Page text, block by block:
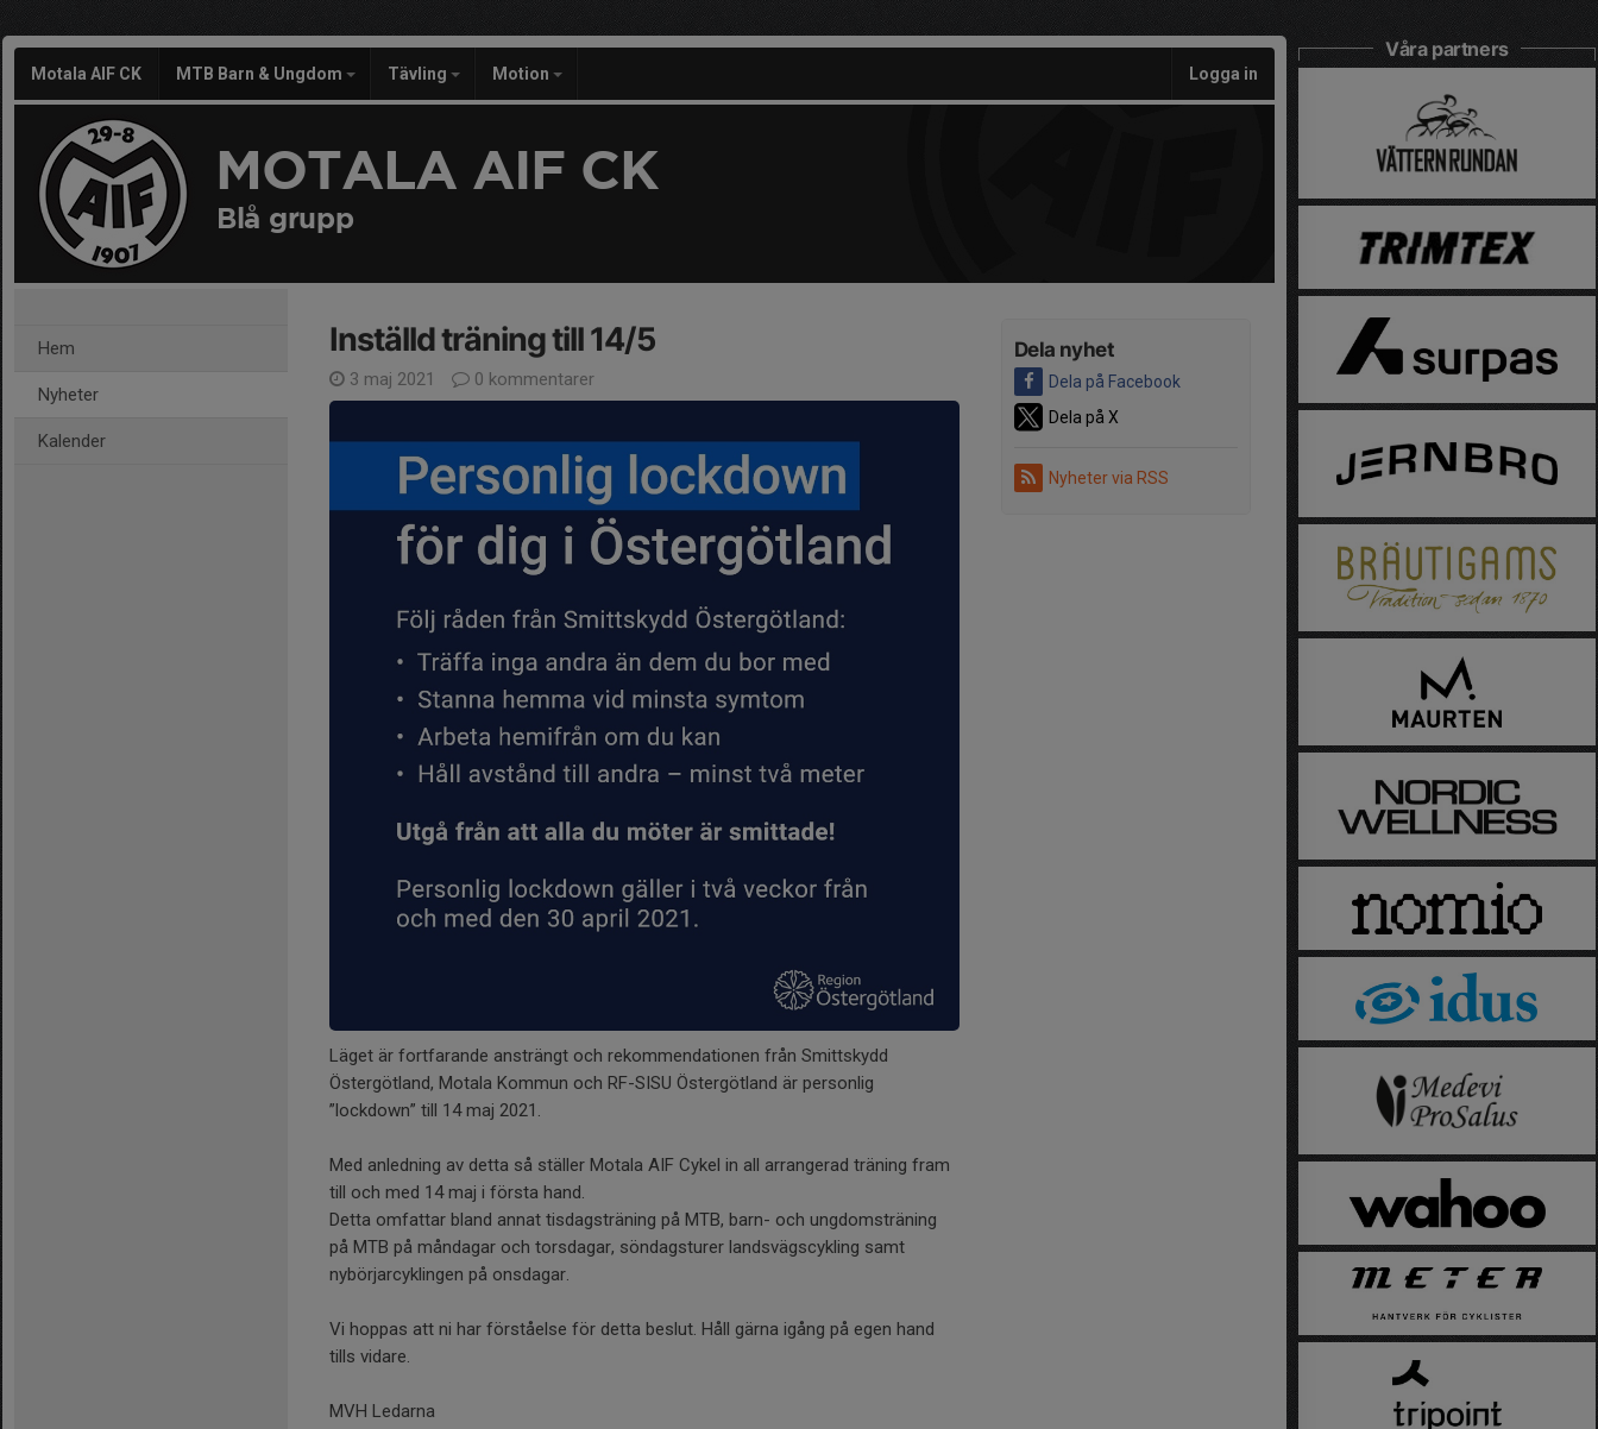
Motala AIF CK MTB Barn & Ungdom Tävling Motion Logga in
MOTALA AIF CK
Blå grupp
Hem
Nyheter
Kalender
Dela nyhet
Dela på Facebook
Dela på X
Nyheter via RSS
Inställd träning till 14/5
3 maj 2021 0 kommentarer
Läget är fortfarande ansträngt och rekommendationen från Smittskydd
Östergötland, Motala Kommun och RF-SISU Östergötland är personlig
”lockdown” till 14 maj 2021.
Med anledning av detta så ställer Motala AIF Cykel in all arrangerad träning fram
till och med 14 maj i första hand.
Detta omfattar bland annat tisdagsträning på MTB, barn- och ungdomsträning
på MTB på måndagar och torsdagar, söndagsturer landsvägscykling samt
nybörjarcyklingen på onsdagar.
Vi hoppas att ni har förståelse för detta beslut. Håll gärna igång på egen hand
tills vidare.
MVH Ledarna
Våra partners